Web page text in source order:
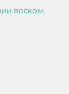
воском